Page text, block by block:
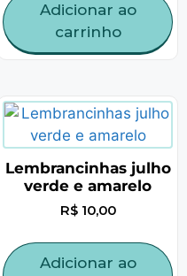
Adicionar ao
carrinho
Lembrancinhas julho
verde e amarelo
R$10,00
Adicionar ao